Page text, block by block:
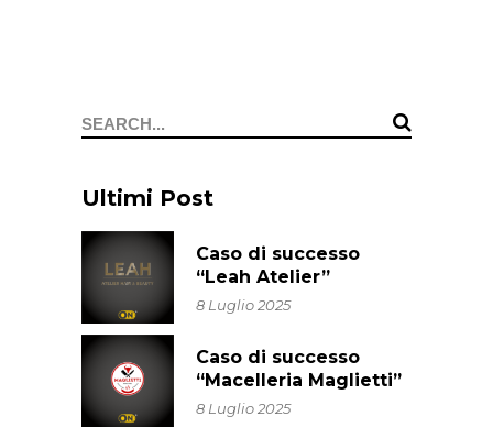
Ultimi Post
Caso di successo
“Leah Atelier”
8 Luglio 2025
Caso di successo
“Macelleria Maglietti”
8 Luglio 2025